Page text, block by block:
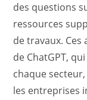
des questions
ressources
de travaux.
de ChatGPT,
chaque
les entreprises